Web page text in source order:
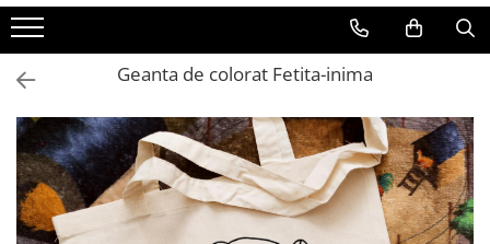
Geanta de colorat Fetita-inima